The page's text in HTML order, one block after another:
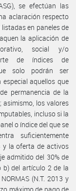
se efectúan las
aclaración respecto
en paneles de
la aplicación de
social y/o
de índices de
solo podrán ser
aquellos que
permanencia de la
asimismo, los valores
incluso si la
o índice del que se
suficientemente
y la oferta de activos
admitido del 30% de
b) del artículo 2 de la
(N.T. 2013 y
máximo de pago de